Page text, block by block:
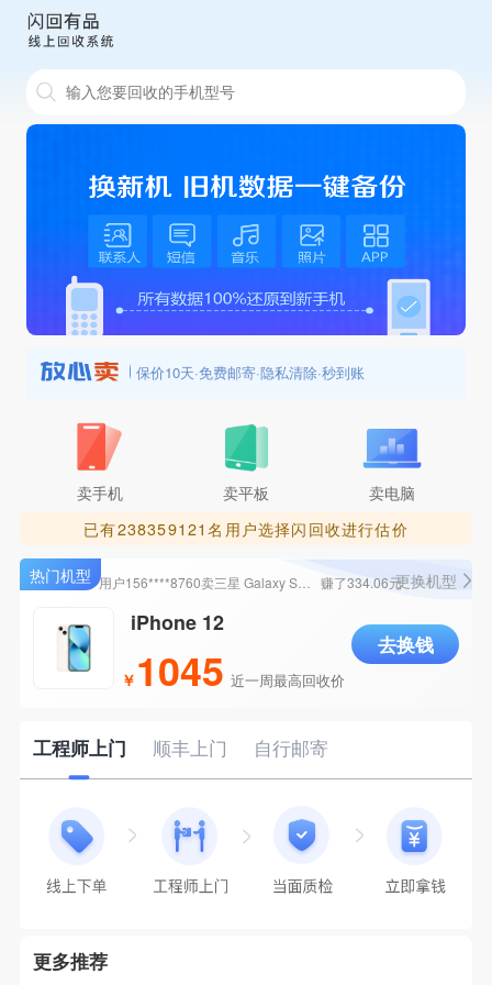
保价10天·免费邮寄·隐私清除·秒到账
卖手机 卖平板
卖电脑
已有238359121名用户选择闪回收进行估价
iPhone 12
1045
用户138****9881卖 iPhone 15 Pro 赚了3253.3元
用户182****0928卖 iPhone 11 Pro Max 赚了989.14元
用户156****8760卖 三星 Galaxy S21 (5G） 赚了334.06元
用户157****0295卖 赚了610.72元
用户151****4398卖 赚了661.6元
用户153****6125卖 黑鲨游戏手机4 Pro 赚了345.72元
用户132****3541卖iPhone 12赚了1076.06元
用户156****8457卖 荣耀 Magic V5 (5G) 赚了6196元
用户182****0928卖
更换机型
去换钱
工程师上门 顺丰上门 自行邮寄
更多推荐